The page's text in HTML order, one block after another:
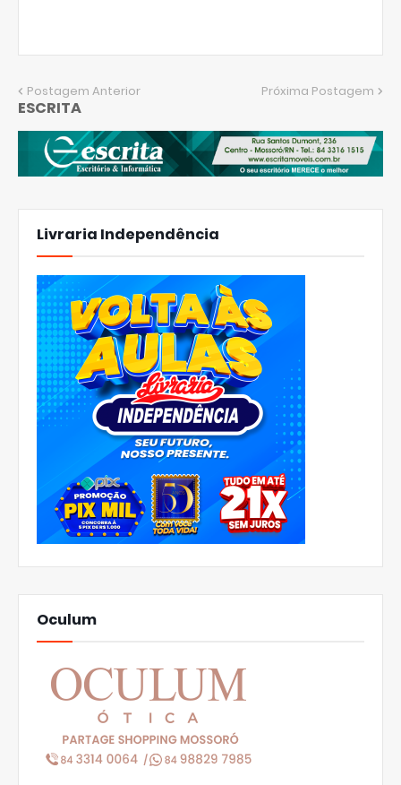
Postagem Anterior Próxima Postagem
ESCRITA
Livraria Independência
Oculum